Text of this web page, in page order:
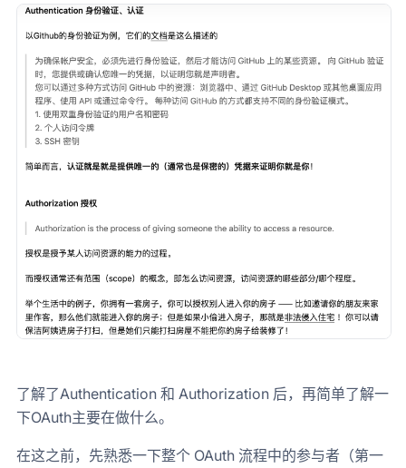
了解了Authentication 和 Authorization 后，再简单了解一
下OAuth主要在做什么。
在这之前，先熟悉一下整个 OAuth 流程中的参与者（第一